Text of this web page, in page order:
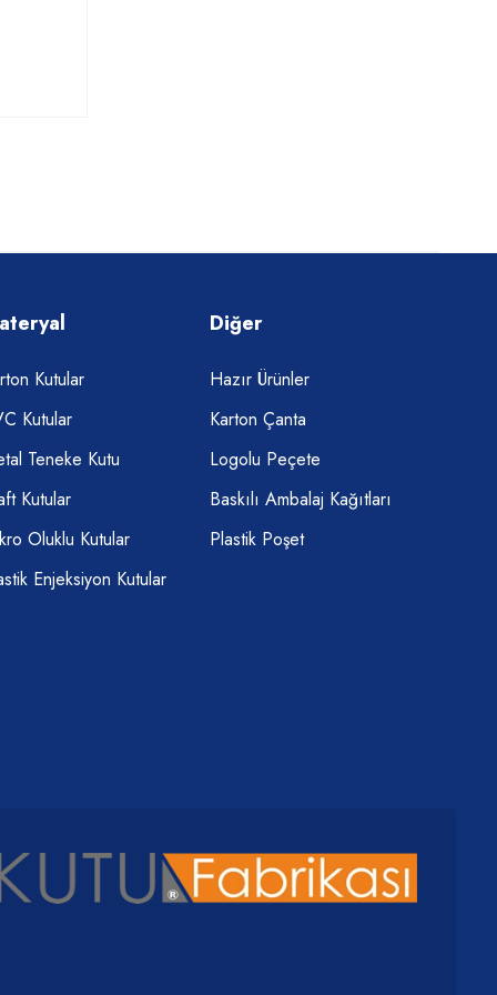
Kutular
Kutular
Teneke Kutu
Kutular
Oluklu Kutular
Enjeksiyon Kutular
Diğer
Hazır Ürünler
Karton Çanta
Logolu Peçete
Baskılı Ambalaj Kağıtları
Plastik Poşet